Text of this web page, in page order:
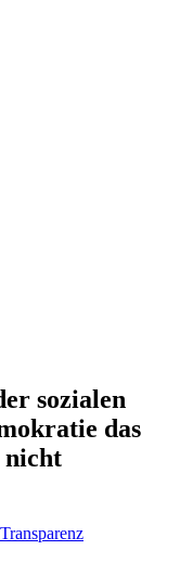
sozialen
das
nicht